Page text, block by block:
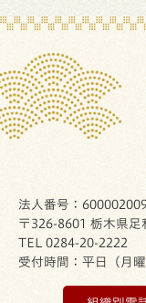
法人番号：
〒326-8601 栃木県足
TEL 0284-20-2222
受付時間：平日（月